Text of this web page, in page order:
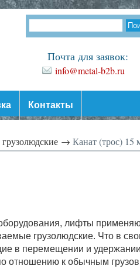
Почта для заявок:
info@metal-b2b.ru
Контакты
→ Канат (трос) 15
лифты
грузолюдские. Что в
в перемещении и
отношению к обычным